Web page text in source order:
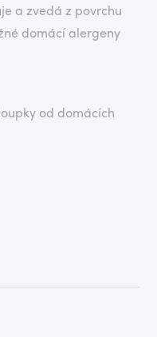
a zvedá z povrchu
domácí alergeny
od domácích